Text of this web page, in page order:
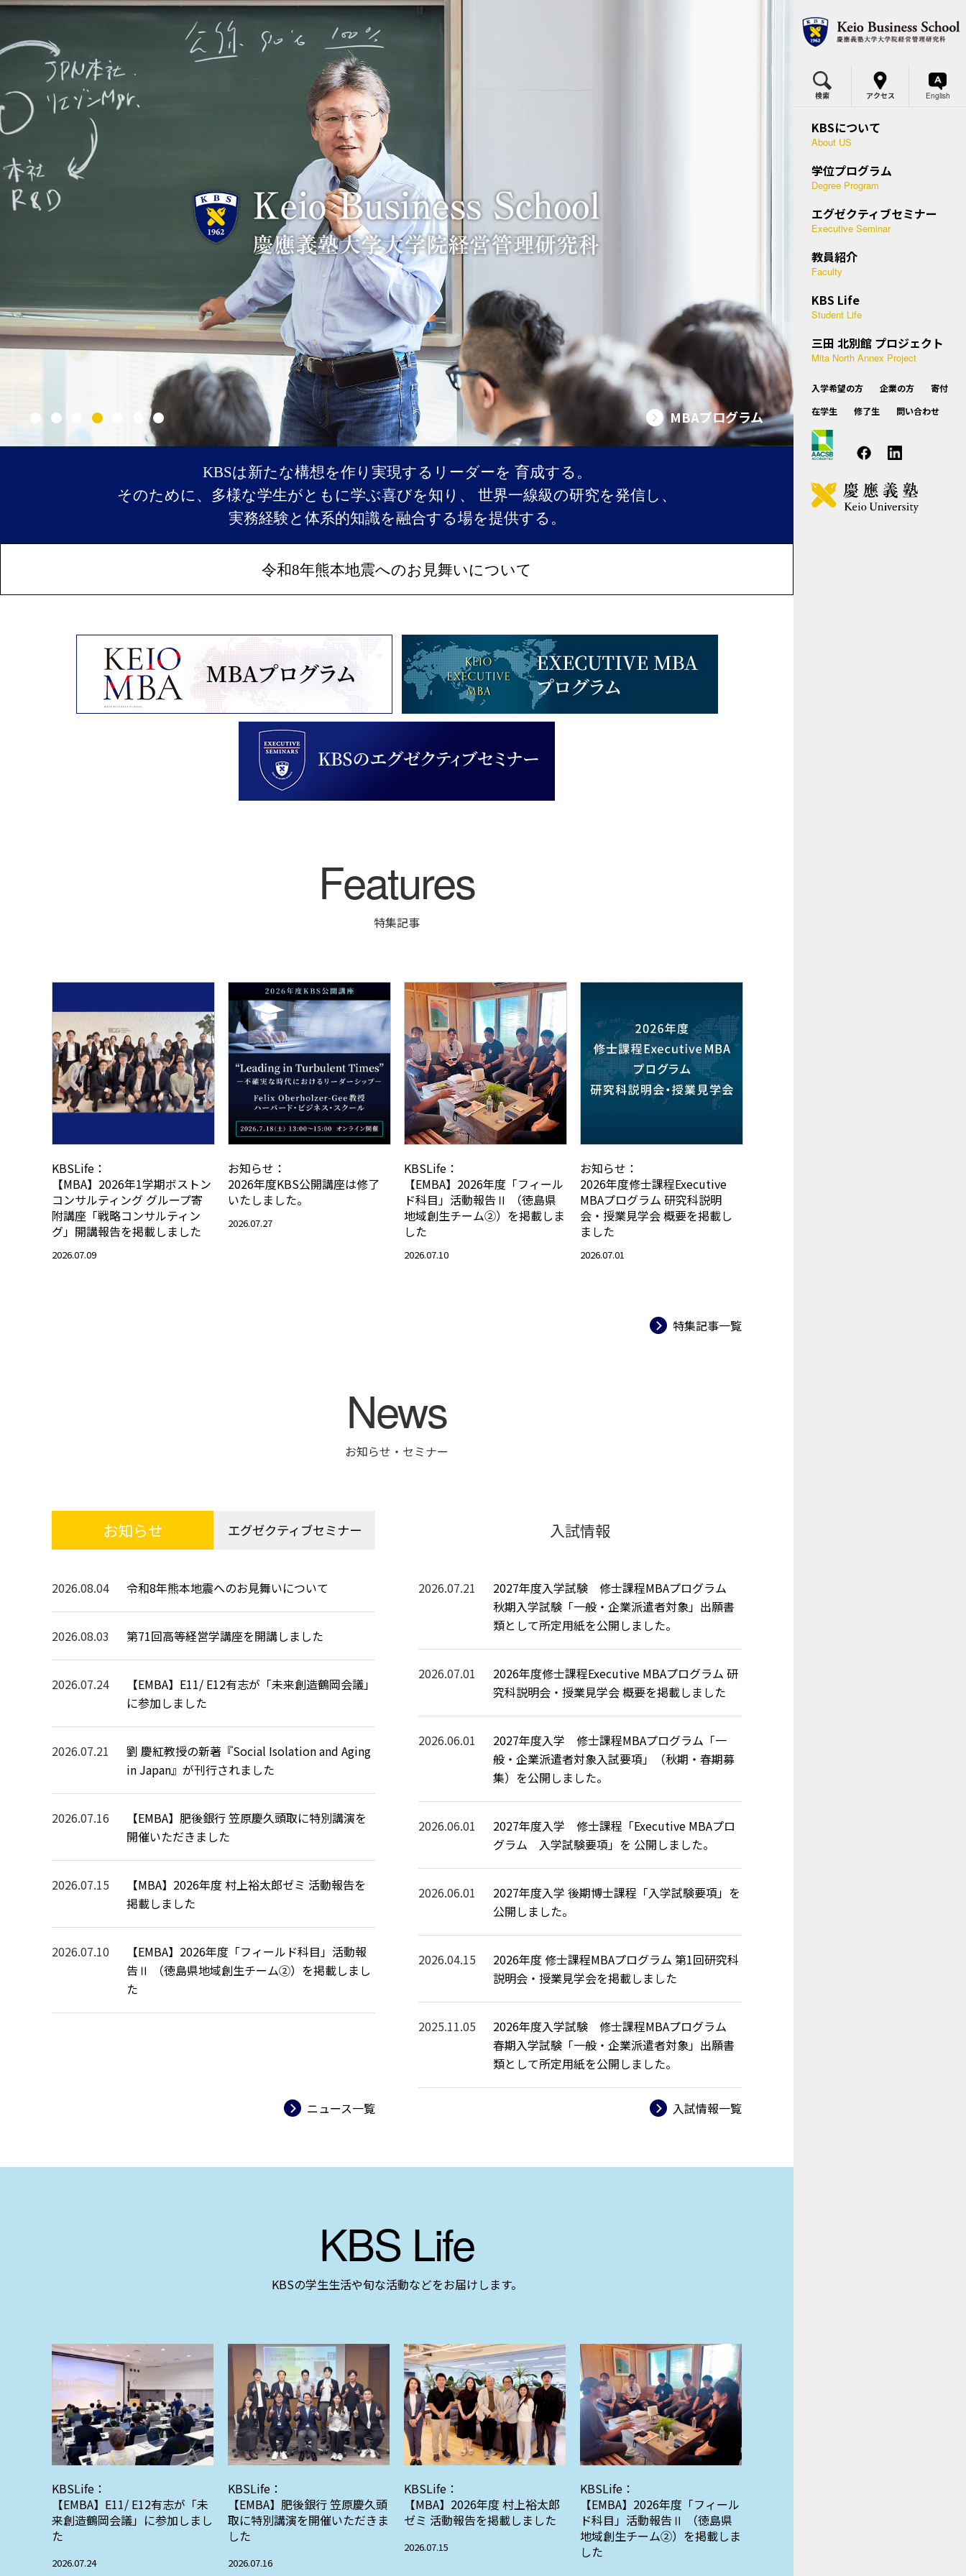
KBS 慶應義塾大学大学院経営管理研究科 ｜ 慶應義塾大学ビジネス・スクール
MBAプログラム
KBS 慶應義塾大学大学院経営管理研究科 ｜ 慶應義塾大学ビジネス・スクール
Executive MBAプログラム
KBS 慶應義塾大学大学院経営管理研究科 ｜ 慶應義塾大学ビジネス・スクール
教員紹介
KBS 慶應義塾大学大学院経営管理研究科 ｜ 慶應義塾大学ビジネス・スクール
MBAプログラム
KBS 慶應義塾大学大学院経営管理研究科 ｜ 慶應義塾大学ビジネス・スクール
Executive MBAプログラム
KBS 慶應義塾大学大学院経営管理研究科 ｜ 慶應義塾大学ビジネス・スクール
エグゼクティブセミナー
KBSについて
KBSは新たな構想を作り実現するリーダーを 育成する。
そのために、多様な学生がともに学ぶ喜びを知り、
世界一線級の研究を発信し、
実務経験と体系的知識を融合する場を提供する。
令和8年熊本地震へのお見舞いについて
Features
特集記事
KBSLife：
【MBA】2026年1学期ボストン
コンサルティング グループ寄
附講座「戦略コンサルティン
グ」開講報告を掲載しました
2026.07.09
お知らせ：
2026年度KBS公開講座は修了
いたしました。
2026.07.27
KBSLife：
【EMBA】2026年度「フィール
ド科目」活動報告Ⅱ （徳島県
地域創生チーム②）を掲載しま
した
2026.07.10
お知らせ：
2026年度修士課程Executive
MBAプログラム 研究科説明
会・授業見学会 概要を掲載し
ました
2026.07.01
→特集記事一覧
News
お知らせ・セミナー
お知らせ エグゼクティブセミナー
2026.08.04 令和8年熊本地震へのお見舞いについて
2026.08.03 第71回高等経営学講座を開講しました
2026.07.24
【EMBA】E11/ E12有志が「未来創造鶴岡会議」
に参加しました
2026.07.21
劉 慶紅教授の新著『Social Isolation and Aging
in Japan』が刊行されました
2026.07.16
【EMBA】肥後銀行 笠原慶久頭取に特別講演を
開催いただきました
2026.07.15
【MBA】2026年度 村上裕太郎ゼミ 活動報告を
掲載しました
2026.07.10
【EMBA】2026年度「フィールド科目」活動報
告Ⅱ （徳島県地域創生チーム②）を掲載しまし
た
→ニュース一覧
入試情報
2026.07.21
2027年度入学試験 修士課程MBAプログラム
秋期入学試験「一般・企業派遣者対象」出願書
類として所定用紙を公開しました。
2026.07.01
2026年度修士課程Executive MBAプログラム 研
究科説明会・授業見学会 概要を掲載しました
2026.06.01
2027年度入学 修士課程MBAプログラム「一
般・企業派遣者対象入試要項」（秋期・春期募
集）を公開しました。
2026.06.01
2027年度入学 修士課程「Executive MBAプロ
グラム 入学試験要項」を 公開しました。
2026.06.01
2027年度入学 後期博士課程「入学試験要項」を
公開しました。
2026.04.15
2026年度 修士課程MBAプログラム 第1回研究科
説明会・授業見学会を掲載しました
2025.11.05
2026年度入学試験 修士課程MBAプログラム
春期入学試験「一般・企業派遣者対象」出願書
類として所定用紙を公開しました。
→入試情報一覧
KBS Life
KBSの学生生活や旬な活動などをお届けします。
KBSLife：
【EMBA】E11/ E12有志が「未
来創造鶴岡会議」に参加しまし
た
2026.07.24
KBSLife：
【EMBA】肥後銀行 笠原慶久頭
取に特別講演を開催いただきま
した
2026.07.16
KBSLife：
【MBA】2026年度 村上裕太郎
ゼミ 活動報告を掲載しました
2026.07.15
KBSLife：
【EMBA】2026年度「フィール
ド科目」活動報告Ⅱ （徳島県
地域創生チーム②）を掲載しま
した
検索 アクセス English
KBSについて
About US
KBSメディア
施設概要
職業実践力育成プログラム（BP）
学位プログラム
Degree Program
MBA
体得できる力・2年間の流れ
カリキュラム・各科目の概要
国際プログラム
デュアル・ディグリープログラム
説明会・授業見学会
キャリア支援
在学生・修了生の声
学費・奨学制度
入試概要
学費・学生向け支援
エグゼクティブセミナー
Executive Seminar
各種相談のお問い合わせ
教員紹介
Faculty
KBS Life
Student Life
三田 北別館 プロジェクト
Mita North Annex Project
入学希望の方 企業の方
寄付
在学生
修了生 問い合わせ